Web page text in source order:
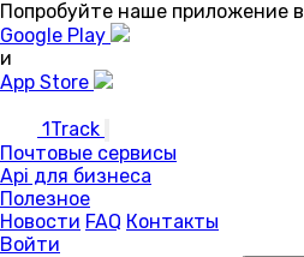
Попробуйте наше приложение в
Google Play
и
App Store
1Track
Почтовые сервисы
Api для бизнеса
Полезное
Новости FAQ Контакты
Войти